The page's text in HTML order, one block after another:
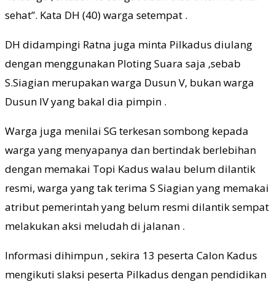
sehat”. Kata DH (40) warga setempat .
DH didampingi Ratna juga minta Pilkadus diulang
dengan menggunakan Ploting Suara saja ,sebab
S.Siagian merupakan warga Dusun V, bukan warga
Dusun IV yang bakal dia pimpin .
Warga juga menilai SG terkesan sombong kepada
warga yang menyapanya dan bertindak berlebihan
dengan memakai Topi Kadus walau belum dilantik
resmi, warga yang tak terima S Siagian yang memakai
atribut pemerintah yang belum resmi dilantik sempat
melakukan aksi meludah di jalanan .
Informasi dihimpun , sekira 13 peserta Calon Kadus
mengikuti slaksi peserta Pilkadus dengan pendidikan